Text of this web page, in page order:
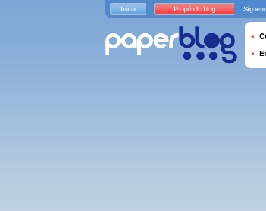
Inicio Propón tu blog